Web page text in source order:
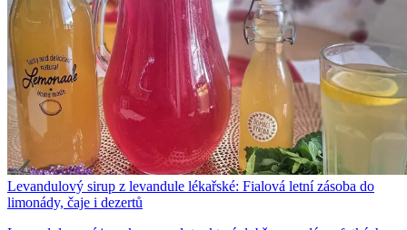
Levandulový sirup z levandule lékařské: Fialová letní zásoba do
limonády, čaje i dezertů